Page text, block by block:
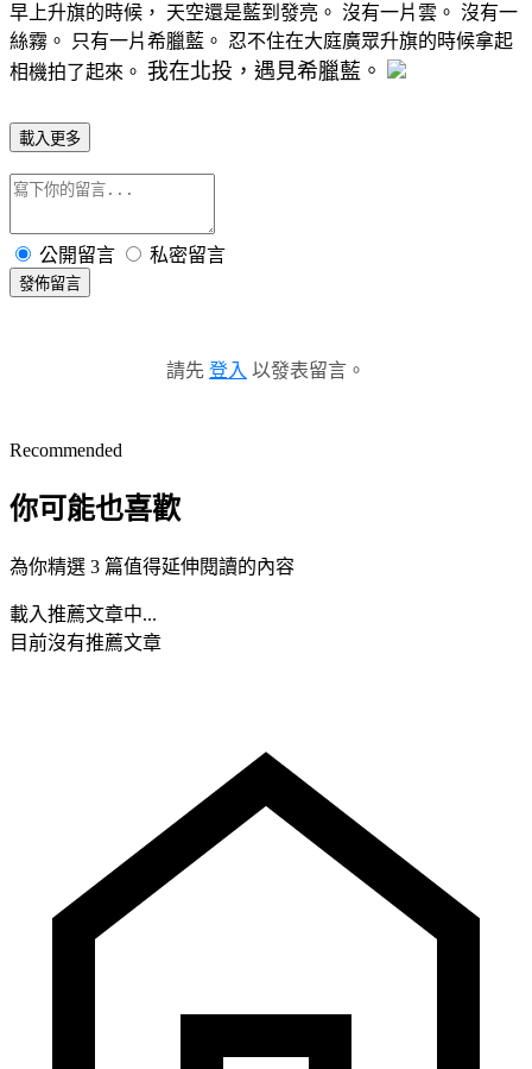
早上升旗的時候，
天空還是藍到發亮。 沒有一片雲。 沒有一
絲霧。
只有一片希臘藍。 忍不住在大庭廣眾升旗的時候拿起
相機拍了起來。 我在北投，遇見希臘藍。
載入更多
公開留言 私密留言
發佈留言
請先 登入 以發表留言。
Recommended
你可能也喜歡
為你精選 3 篇值得延伸閱讀的內容
載入推薦文章中...
目前沒有推薦文章